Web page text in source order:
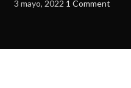
3 mayo, 2022 1 Comment